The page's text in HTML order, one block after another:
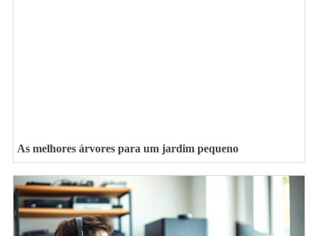
As melhores árvores para um jardim pequeno